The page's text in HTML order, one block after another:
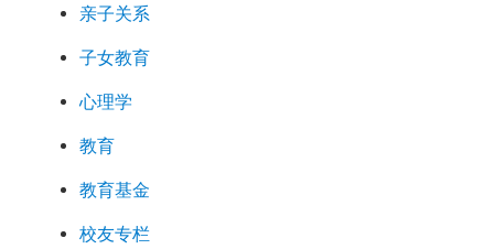
亲子关系
子女教育
心理学
教育
教育基金
校友专栏